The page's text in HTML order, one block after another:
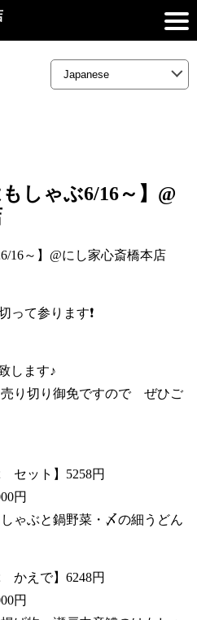
しゃぶ6/16～】@
16～】@にし家心斎橋本店
て参ります❗
します♪
り切り御免ですので ぜひご
セット】5258円
円
ゃぶと鍋野菜・〆の細うどん
かえで】6248円
円